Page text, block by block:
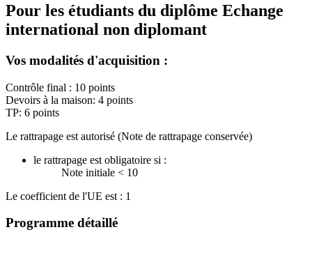
Pour les étudiants du diplôme Echange
international non diplomant
Vos modalités d'acquisition :
Contrôle final : 10 points
Devoirs à la maison: 4 points
TP: 6 points
Le rattrapage est autorisé (Note de rattrapage conservée)
le rattrapage est obligatoire si :
Note initiale < 10
Le coefficient de l'UE est : 1
Programme détaillé